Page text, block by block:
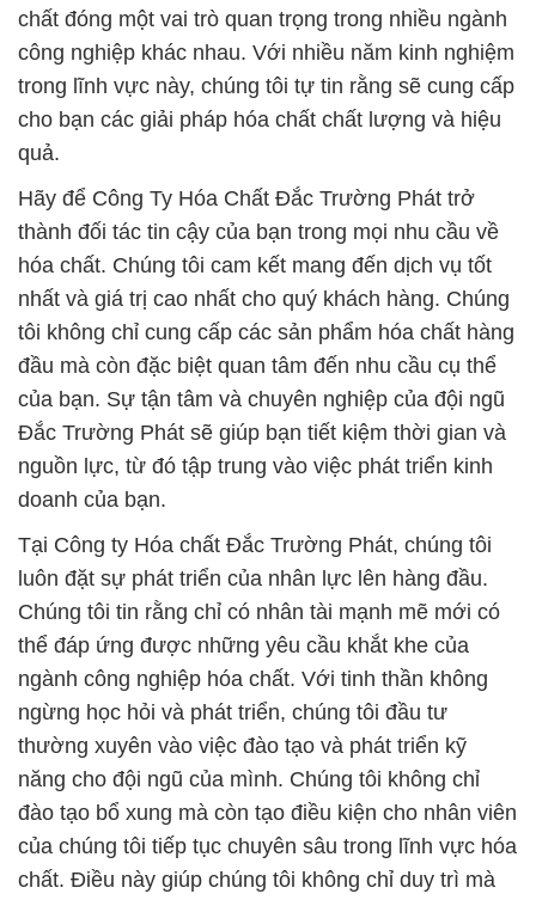
chất đóng một vai trò quan trọng trong nhiều ngành
công nghiệp khác nhau. Với nhiều năm kinh nghiệm
trong lĩnh vực này, chúng tôi tự tin rằng sẽ cung cấp
cho bạn các giải pháp hóa chất chất lượng và hiệu
quả.
Hãy để Công Ty Hóa Chất Đắc Trường Phát trở
thành đối tác tin cậy của bạn trong mọi nhu cầu về
hóa chất. Chúng tôi cam kết mang đến dịch vụ tốt
nhất và giá trị cao nhất cho quý khách hàng. Chúng
tôi không chỉ cung cấp các sản phẩm hóa chất hàng
đầu mà còn đặc biệt quan tâm đến nhu cầu cụ thể
của bạn. Sự tận tâm và chuyên nghiệp của đội ngũ
Đắc Trường Phát sẽ giúp bạn tiết kiệm thời gian và
nguồn lực, từ đó tập trung vào việc phát triển kinh
doanh của bạn.
Tại Công ty Hóa chất Đắc Trường Phát, chúng tôi
luôn đặt sự phát triển của nhân lực lên hàng đầu.
Chúng tôi tin rằng chỉ có nhân tài mạnh mẽ mới có
thể đáp ứng được những yêu cầu khắt khe của
ngành công nghiệp hóa chất. Với tinh thần không
ngừng học hỏi và phát triển, chúng tôi đầu tư
thường xuyên vào việc đào tạo và phát triển kỹ
năng cho đội ngũ của mình. Chúng tôi không chỉ
đào tạo bổ xung mà còn tạo điều kiện cho nhân viên
của chúng tôi tiếp tục chuyên sâu trong lĩnh vực hóa
chất. Điều này giúp chúng tôi không chỉ duy trì mà